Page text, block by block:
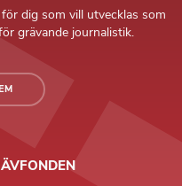
dig som vill utvecklas som
grävande journalistik.